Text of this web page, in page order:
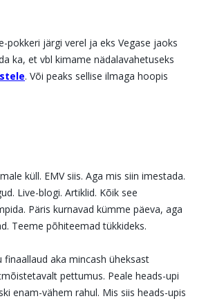
pokkeri järgi verel ja eks Vegase jaoks
ka, et vbl kimame nädalavahetuseks
. Või peaks sellise ilmaga hoopis
küll. EMV siis. Aga mis siin imestada.
Live-blogi. Artiklid. Kõik see
Päris kurnavad kümme päeva, aga
Teeme põhiteemad tükkideks.
finaallaud aka mincash üheksast
pettumus. Peale heads-upi
enam-vähem rahul. Mis siis heads-upis